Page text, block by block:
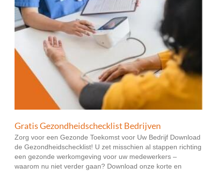
Gratis Gezondheidschecklist Bedrijven
Zorg voor een Gezonde Toekomst voor Uw Bedrijf Download
de Gezondheidschecklist! U zet misschien al stappen richting
een gezonde werkomgeving voor uw medewerkers –
waarom nu niet verder gaan? Download onze korte en